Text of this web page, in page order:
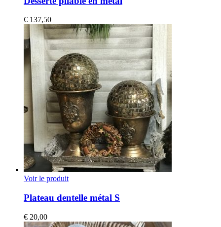
€ 137,50
Voir le produit
Plateau dentelle métal S
€ 20,00